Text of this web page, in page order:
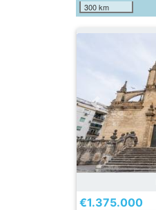
300 km
€1.375.000